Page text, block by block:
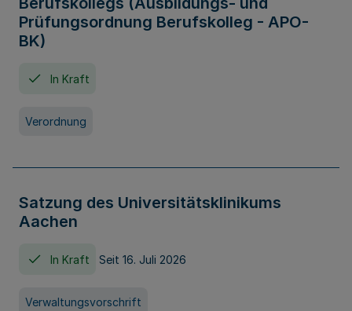
Prüfungsordnung Berufskolleg - APO-
BK)
In Kraft
Verordnung
Satzung des Universitätsklinikums
Aachen
In Kraft Seit 16. Juli 2026
Verwaltungsvorschrift